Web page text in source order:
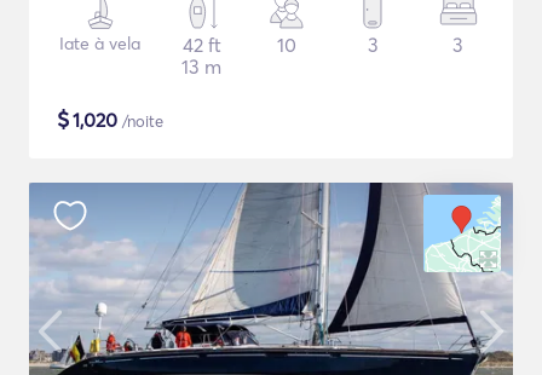
Iate à vela
42 ft
13 m
10 3 3
$1,020 /noite